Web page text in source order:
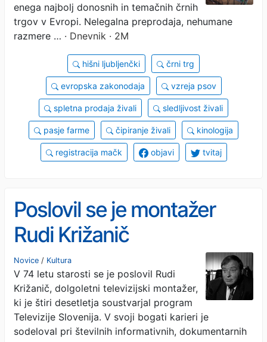
enega najbolj donosnih in temačnih črnih
trgov v Evropi. Nelegalna preprodaja, nehumane
razmere … · Dnevnik · 2M
hišni ljubljenčki črni trg
evropska zakonodaja vzreja psov
spletna prodaja živali sledljivost živali
pasje farme čipiranje živali kinologija
registracija mačk objavi tvitaj
Poslovil se je montažer
Rudi Križanič
Novice / Kultura
V 74 letu starosti se je poslovil Rudi
Križanič, dolgoletni televizijski montažer,
ki je štiri desetletja soustvarjal program
Televizije Slovenija. V svoji bogati karieri je
sodeloval pri številnih informativnih, dokumentarnih